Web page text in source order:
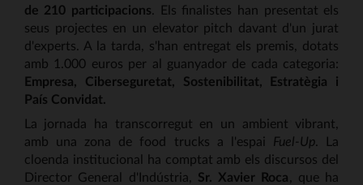
de 210 participacions. Els finalistes han presentat els
seus projectes en un elevator pitch davant d'un jurat
d'experts. A la tarda, s'han entregat els premis, dotats
amb 1.000 euros per al guanyador de cada categoria:
Empresa, Ciberseguretat, Sostenibilitat, Estratègia i
País Convidat.
La jornada ha transcorregut en un ambient vibrant,
amb una zona de food trucks a l'espai Fuel-Up . La
cloenda institucional ha comptat amb els discursos del
Director General d'Indústria, Sr. Xavier Roca , que ha